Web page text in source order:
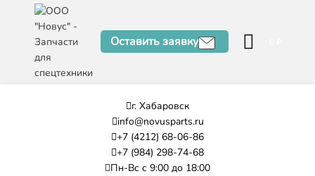
Оставить заявку
г. Хабаровск
info@novusparts.ru
+7 (4212) 68-06-86
+7 (984) 298-74-68
Пн-Вс с 9:00 до 18:00